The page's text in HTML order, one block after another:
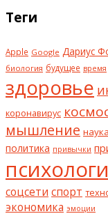
Теги
Apple Google Дариус
биология будущее время
здоровье
коронавирус
мышление наука
политика привычки
соцсети спорт
экономика эмоции